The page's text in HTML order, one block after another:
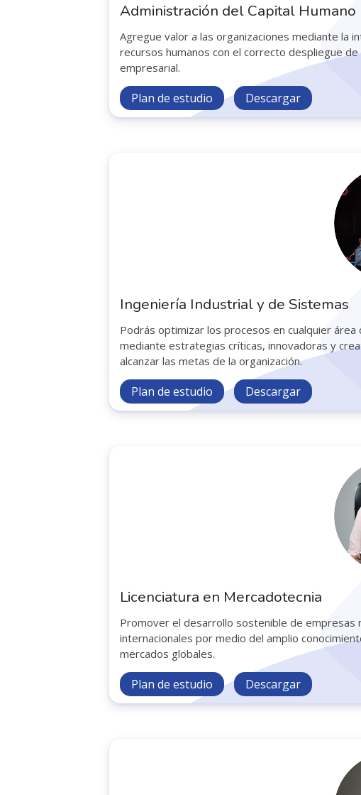
Administración del Capital Humano
Agregue valor a las organizaciones mediante la
recursos humanos con el correcto despliegue
empresarial.
Plan de estudio Descargar
Ingeniería Industrial y de Sistemas
Podrás optimizar los procesos en cualquier área
mediante estrategias críticas, innovadoras y
alcanzar las metas de la organización.
Plan de estudio Descargar
Licenciatura en Mercadotecnia
Promover el desarrollo sostenible de empresas
internacionales por medio del amplio
mercados globales.
Plan de estudio Descargar